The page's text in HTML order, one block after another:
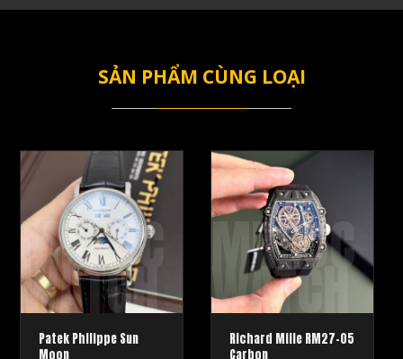
SẢN PHẨM CÙNG LOẠI
MRSOC
WATCH
Patek Philippe Sun
Moon
MRSOC
WATCH
Richard Mille RM27-05
Carbon